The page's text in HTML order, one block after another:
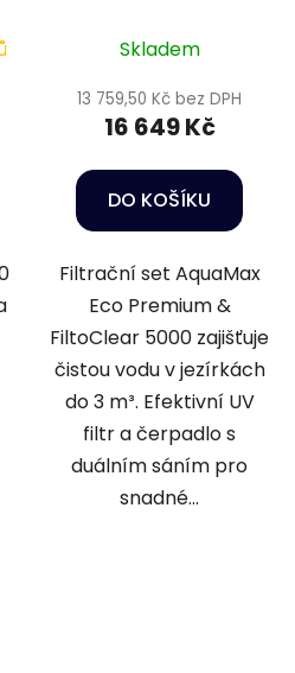
Skladem
13 759,50 Kč bez DPH
16 649 Kč
DO KOŠÍKU
Filtrační set AquaMax
Eco Premium &
FiltoClear 5000 zajišťuje
čistou vodu v jezírkách
do 3 m³. Efektivní UV
filtr a čerpadlo s
duálním sáním pro
snadné...